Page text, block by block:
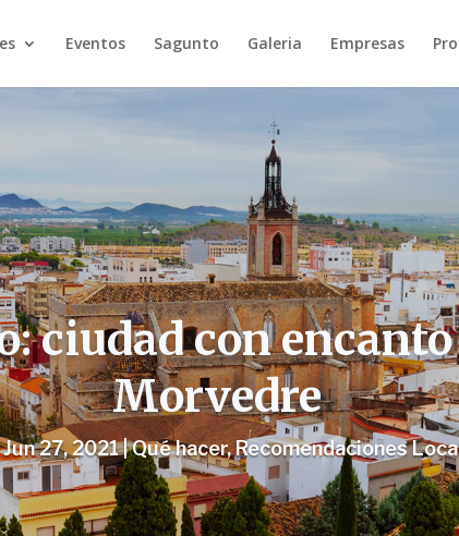
Eventos Sagunto Galeria Empresas
ciudad con
Morvedre
Jun 27, 2021|Qué hacer,Recomendaciones